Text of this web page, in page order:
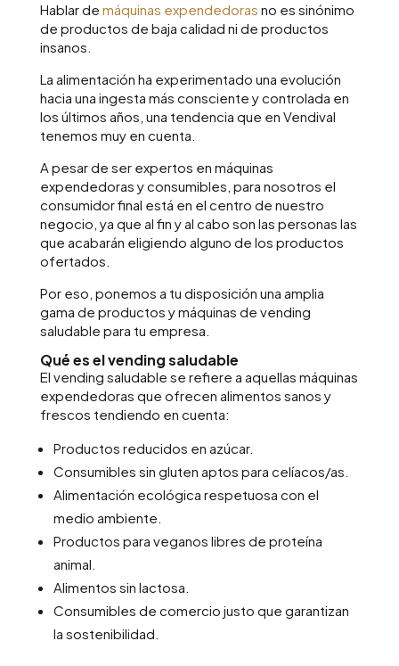
Hablar de máquinas expendedoras no es sinónimo
de productos de baja calidad ni de productos
insanos.
La alimentación ha experimentado una evolución
hacia una ingesta más consciente y controlada en
los últimos años, una tendencia que en Vendival
tenemos muy en cuenta.
A pesar de ser expertos en máquinas
expendedoras y consumibles, para nosotros el
consumidor final está en el centro de nuestro
negocio, ya que al fin y al cabo son las personas las
que acabarán eligiendo alguno de los productos
ofertados.
Por eso, ponemos a tu disposición una amplia
gama de productos y máquinas de vending
saludable para tu empresa.
Qué es el vending saludable
El vending saludable se refiere a aquellas máquinas
expendedoras que ofrecen alimentos sanos y
frescos tendiendo en cuenta:
Productos reducidos en azúcar.
Consumibles sin gluten aptos para celíacos/as.
Alimentación ecológica respetuosa con el
medio ambiente.
Productos para veganos libres de proteína
animal.
Alimentos sin lactosa.
Consumibles de comercio justo que garantizan
la sostenibilidad.